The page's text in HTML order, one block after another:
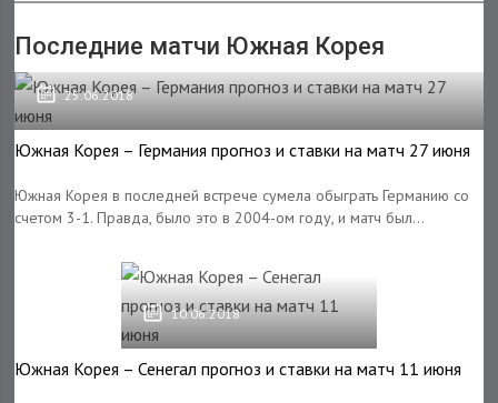
Последние матчи Южная Корея
25.06.2018
Южная Корея – Германия прогноз и ставки на матч 27 июня
Южная Корея в последней встрече сумела обыграть Германию со
счетом 3-1. Правда, было это в 2004-ом году, и матч был...
10.06.2018
Южная Корея – Сенегал прогноз и ставки на матч 11 июня